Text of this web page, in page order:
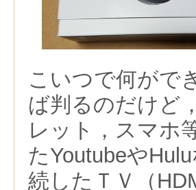
こいつで何がで
ば判るのだけど
レット，スマホ
たYoutubeや
続したＴＶ（